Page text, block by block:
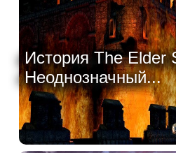
История The Elder
Неоднозначный...